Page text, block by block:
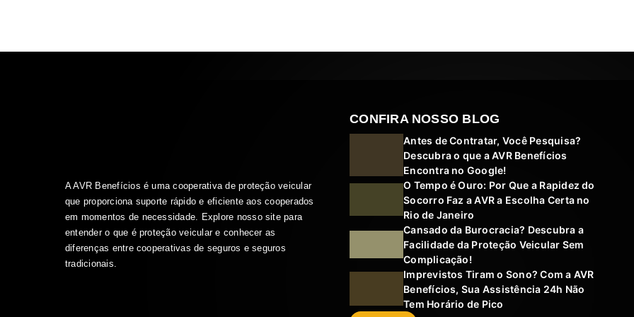
A AVR Benefícios é uma cooperativa de proteção veicular
que proporciona suporte rápido e eficiente aos cooperados
em momentos de necessidade. Explore nosso site para
entender o que é proteção veicular e conhecer as
diferenças entre cooperativas de seguros e seguros
tradicionais.
CONFIRA NOSSO BLOG
Antes de Contratar, Você Pesquisa?
Descubra o que a AVR Benefícios
Encontra no Google!
O Tempo é Ouro: Por Que a Rapidez do
Socorro Faz a AVR a Escolha Certa no
Rio de Janeiro
Cansado da Burocracia? Descubra a
Facilidade da Proteção Veicular Sem
Complicação!
Imprevistos Tiram o Sono? Com a AVR
Benefícios, Sua Assistência 24h Não
Tem Horário de Pico